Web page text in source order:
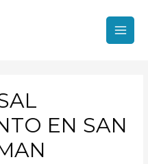
EN SAN